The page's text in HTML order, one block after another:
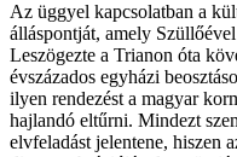
Az üggyel kapcsolatban a
álláspontját, amely
Leszögezte a Trianon óta
évszázados egyházi
ilyen rendezést a magyar
hajlandó eltűrni. Mindezt
elvfeladást jelentene, hiszen